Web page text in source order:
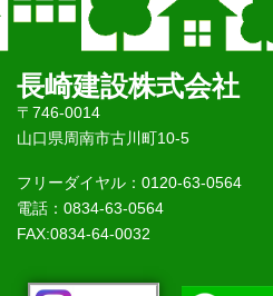
長崎建設株式会社
〒746-0014
山口県周南市古川町10-5
フリーダイヤル：0120-63-0564
電話：0834-63-0564
FAX:0834-64-0032